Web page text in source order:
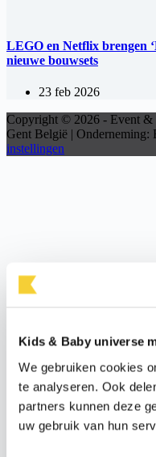
Kids & Baby universe
We gebruiken cookies
te analyseren. Ook
partners kunnen deze
uw gebruik van hun
LEGO en Netflix brengen
nieuwe bouwsets
23 feb 2026
Copyright © 2026 - Event &
Gent België | Onderneming:
instellingen